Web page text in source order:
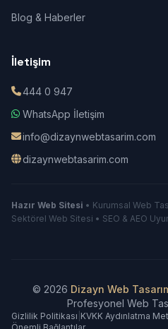
Blog & Haberler
İletişim
444 0 947
WhatsApp İletişim
info@dizaynwebtasarim.com
dizaynwebtasarim.com
Hazır Web Sitesi • Kurumsal Web
Sektörel Web Sitesi • SEO & AEO
© 2026 Dizayn Web
Profesyonel Web
Gizlilik Politikası KVKK Aydınlatma